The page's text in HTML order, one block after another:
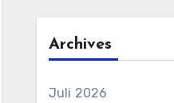
Archives
Juli 2026